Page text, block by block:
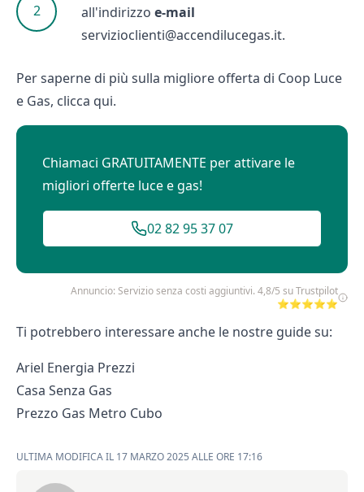
all'indirizzo e-mail
servizioclienti@accendilucegas.it.
Per saperne di più sulla migliore offerta di Coop Luce
e Gas, clicca qui.
Chiamaci GRATUITAMENTE per attivare le
migliori offerte luce e gas!
02 82 95 37 07
Annuncio: Servizio senza costi aggiuntivi. 4,8/5 su Trustpilot
⭐⭐⭐⭐⭐
Ti potrebbero interessare anche le nostre guide su:
Ariel Energia Prezzi
Casa Senza Gas
Prezzo Gas Metro Cubo
ULTIMA MODIFICA IL 17 MARZO 2025 ALLE ORE 17:16